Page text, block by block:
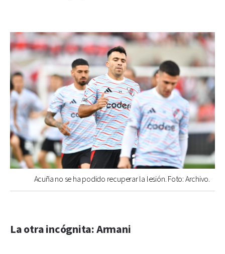
Acuña no se ha podido recuperar la lesión. Foto: Archivo.
La otra incógnita: Armani